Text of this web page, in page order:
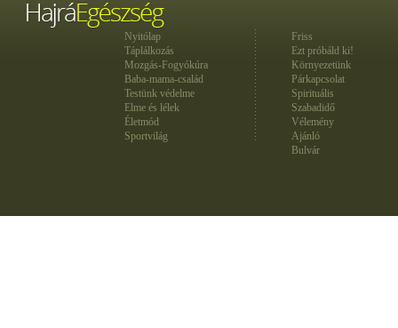
Nyitólap
Táplálkozás
Mozgás-Fogyókúra
Baba-mama-család
Testünk védelme
Elme és lélek
Életmód
Sportvilág
Friss
Ezt próbáld ki!
Környezetünk
Párkapcsolat
Spirituális
Szabadidő
Vélemény
Ajánló
Bulvár